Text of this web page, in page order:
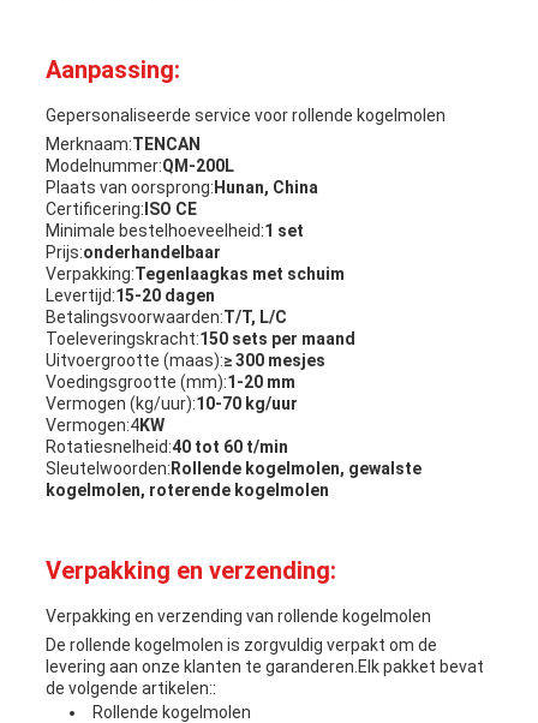
Aanpassing:
Gepersonaliseerde service voor rollende kogelmolen
Merknaam:TENCAN
Modelnummer:QM-200L
Plaats van oorsprong: Hunan, China
Certificering: ISO CE
Minimale bestelhoeveelheid:1 set
Prijs:onderhandelbaar
Verpakking:Tegenlaagkas met schuim
Levertijd:15-20 dagen
Betalingsvoorwaarden:T/T, L/C
Toeleveringskracht:150 sets per maand
Uitvoergrootte (maas):≥ 300 mesjes
Voedingsgrootte (mm):1-20 mm
Vermogen (kg/uur):10-70 kg/uur
Vermogen:4KW
Rotatiesnelheid:40 tot 60 t/min
Sleutelwoorden: Rollende kogelmolen, gewalste
kogelmolen, roterende kogelmolen
Verpakking en verzending:
Verpakking en verzending van rollende kogelmolen
De rollende kogelmolen is zorgvuldig verpakt om de
levering aan onze klanten te garanderen.Elk pakket bevat
de volgende artikelen::
Rollende kogelmolen